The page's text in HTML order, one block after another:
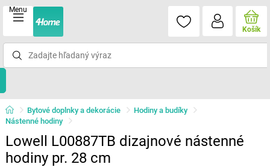
Menu
Košík
Bytové doplnky a dekorácie
Hodiny a budíky
Nástenné hodiny
Lowell L00887TB dizajnové nástenné
hodiny pr. 28 cm